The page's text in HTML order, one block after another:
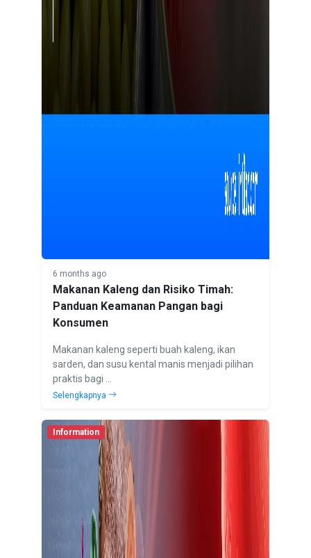
6 months ago
Makanan Kaleng dan Risiko Timah:
Panduan Keamanan Pangan bagi
Konsumen
Makanan kaleng seperti buah kaleng, ikan
sarden, dan susu kental manis menjadi pilihan
praktis bagi ...
Selengkapnya
Information